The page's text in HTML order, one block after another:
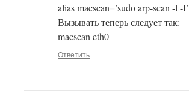
alias macscan=’sudo arp-scan -l -I’
Вызывать теперь следует так:
macscan eth0
Ответить